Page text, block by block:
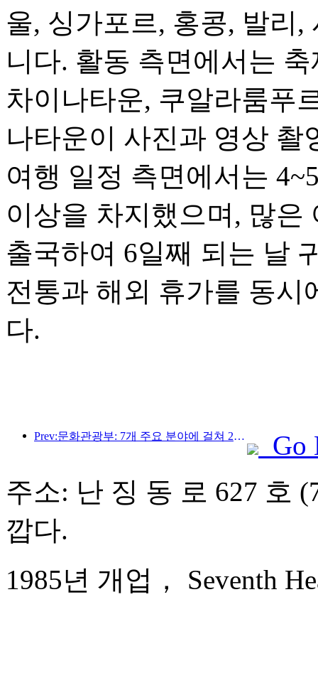
울, 싱가포르, 홍콩, 발리
니다. 활동 측면에서는
차이나타운, 쿠알라룸푸
나타운이 사진과 영상
여행 일정 측면에서는
이상을 차지했으며, 많은
출국하여 6일째 되는 날
전통과 해외 휴가를 동시
다.
Prev:문화관광부: 7개 주요 분야에 걸쳐 22개의 테마 활동을 시작합니다
Go
주소: 난 징 동 로 627 호
깝다.
1985년 개업， Seventh